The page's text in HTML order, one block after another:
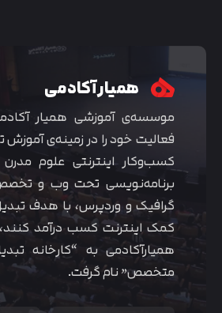
همیار آکادمی
فعالیت خود را در زمینه‌ی آموزش
کسب‌و‌کار اینترنتی علوم
برنامه‌نویسی تحت وب و
گرافیک و وردپرس، با هدف
کمک اینترنت کسب درآمد
همیارآکادمی به “کارخانه
متخصص” نام گرفت.
متوجه شدم